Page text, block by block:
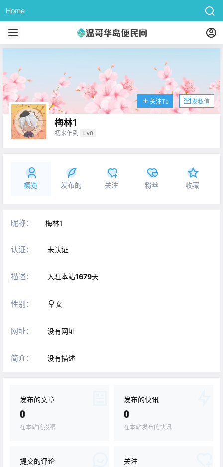
Home
梅林1
初来乍到 Lv0
关注Ta 发私信
概览 发布的 关注 粉丝 收藏
昵称： 梅林1
认证： 未认证
描述： 入驻本站1679天
性别： 女
网址： 没有网址
简介： 没有描述
发布的文章
0
在本站的投稿
发布的快讯
0
在本站发布的快讯
提交的评论 关注